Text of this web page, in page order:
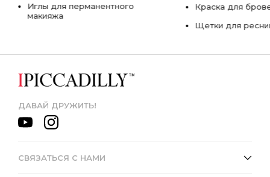
Иглы для перманентного
макияжа
Краска для
Щетки для
ДАВАЙ ДРУЖИТЬ!
СВЯЗАТЬСЯ С НАМИ